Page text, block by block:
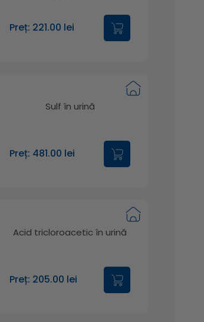
Preț: 221.00 lei
Sulf în urină
Preț: 481.00 lei
Acid tricloroacetic în urină
Preț: 205.00 lei